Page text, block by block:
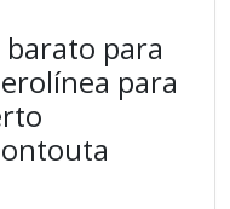
barato para
para